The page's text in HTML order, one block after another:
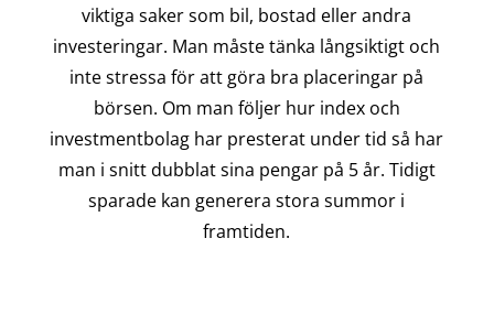
viktiga saker som bil, bostad eller andra
investeringar. Man måste tänka långsiktigt och
inte stressa för att göra bra placeringar på
börsen. Om man följer hur index och
investmentbolag har presterat under tid så har
man i snitt dubblat sina pengar på 5 år. Tidigt
sparade kan generera stora summor i
framtiden.